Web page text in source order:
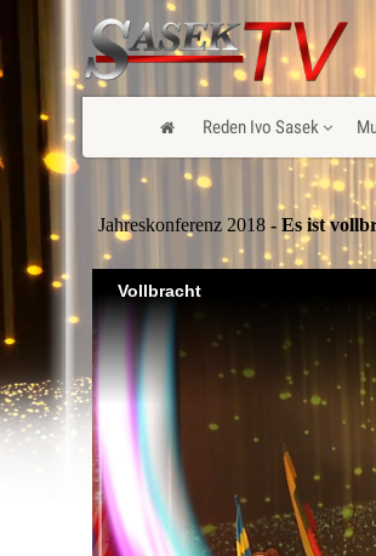
Reden Ivo Sasek
Jahreskonferenz 2018 - Es ist
Vollbracht